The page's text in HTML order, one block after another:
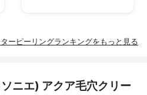
ーピーリングランキングをもっと見る
ニエ) アクア毛穴クリー